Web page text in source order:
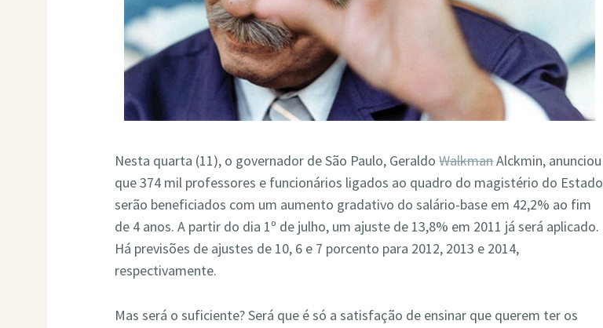
Nesta quarta (11), o governador de São Paulo, GeraldoWalkmanAlckmin, anunciou
que 374 mil professores e funcionários ligados ao quadro do magistério do Estado
serão beneficiados com um aumento gradativo do salário-base em 42,2% ao fim
de 4 anos. A partir do dia 1º de julho, um ajuste de 13,8% em 2011 já será aplicado.
Há previsões de ajustes de 10, 6 e 7 porcento para 2012, 2013 e 2014,
respectivamente.
Mas será o suficiente? Será que é só a satisfação de ensinar que querem ter os